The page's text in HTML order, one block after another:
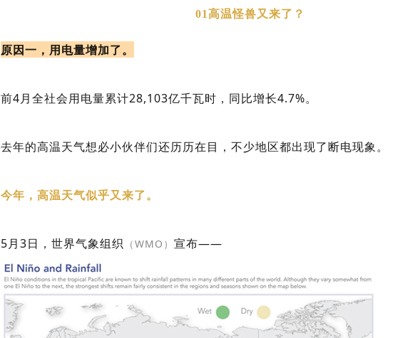
01高温怪兽又来了？
原因一，用电量增加了。
前4月全社会用电量累计28,103亿千瓦时，同比增长4.7%。
去年的高温天气想必小伙伴们还历历在目，不少地区都出现了断电现象。
今年，高温天气似乎又来了。
5月3日，世界气象组织 （WMO） 宣布——